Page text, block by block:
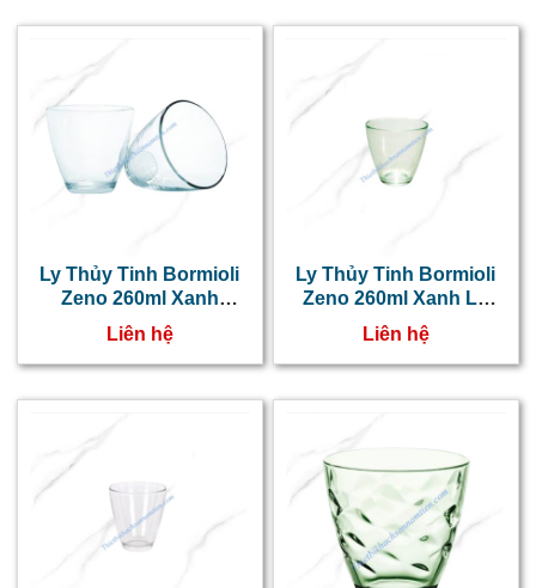
Ly Thủy Tinh Bormioli
Zeno 260ml Xanh
Dương 383410M
Liên hệ
Ly Thủy Tinh Bormioli
Zeno 260ml Xanh Lá
383400M
Liên hệ